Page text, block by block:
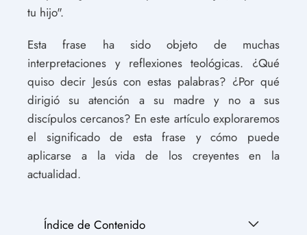
tu hijo".
Esta frase ha sido objeto de muchas
interpretaciones y reflexiones teológicas. ¿Qué
quiso decir Jesús con estas palabras? ¿Por qué
dirigió su atención a su madre y no a sus
discípulos cercanos? En este artículo exploraremos
el significado de esta frase y cómo puede
aplicarse a la vida de los creyentes en la
actualidad.
Índice de Contenido